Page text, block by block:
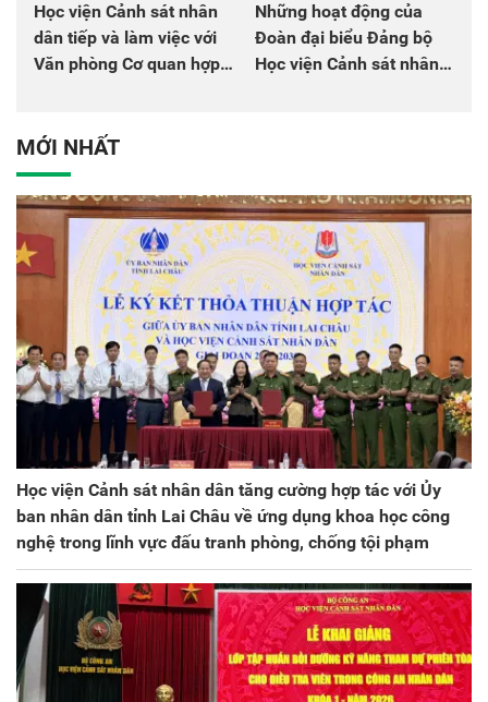
Học viện Cảnh sát nhân
dân tiếp và làm việc với
Văn phòng Cơ quan hợp
Những hoạt động của
Đoàn đại biểu Đảng bộ
Học viện Cảnh sát nhân
MỚI NHẤT
Học viện Cảnh sát nhân dân tăng cường hợp tác với Ủy
ban nhân dân tỉnh Lai Châu về ứng dụng khoa học công
nghệ trong lĩnh vực đấu tranh phòng, chống tội phạm